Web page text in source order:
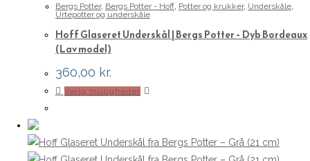
Bergs Potter, Bergs Potter - Hoff Potter og krukker, Underskåle
Urtepotter og underskåle
Hoff Glaseret Underskål | Bergs Potter – Dyb Bordeaux
(Lav model)
360,00 kr.
Vælg muligheder
flere